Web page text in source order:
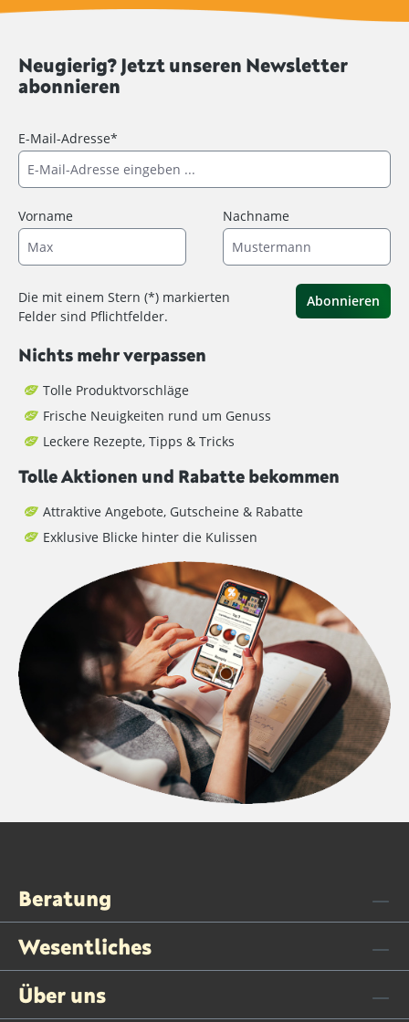
Neugierig? Jetzt unseren Newsletter
abonnieren
E-Mail-Adresse*
Vorname Nachname
Die mit einem Stern (*) markierten
Felder sind Pflichtfelder.
Abonnieren
Nichts mehr verpassen
Tolle Produktvorschläge
Frische Neuigkeiten rund um Genuss
Leckere Rezepte, Tipps & Tricks
Tolle Aktionen und Rabatte bekommen
Attraktive Angebote, Gutscheine & Rabatte
Exklusive Blicke hinter die Kulissen
Beratung
Wesentliches
Über uns